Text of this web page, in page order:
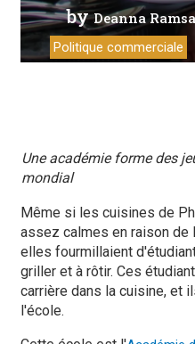
byDeanna
Politique commerciale
Une académie forme des
mondial
Même si les cuisines de
assez calmes en raison de
elles fourmillaient
griller et à rôtir. Ces
carrière dans la cuisine, et
l'école.